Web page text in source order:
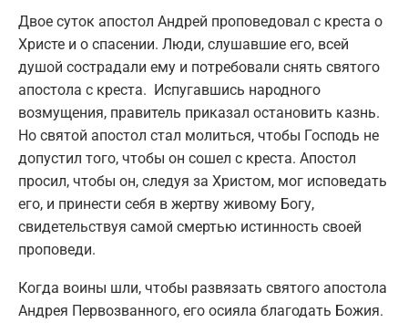
Двое суток апостол Андрей проповедовал с креста о
Христе и о спасении. Люди, слушавшие его, всей
душой сострадали ему и потребовали снять святого
апостола с креста.
Испугавшись народного
возмущения, правитель приказал остановить казнь.
Но святой апостол стал молиться, чтобы Господь не
допустил того, чтобы он сошел с креста. Апостол
просил, чтобы он, следуя за Христом, мог исповедать
его, и принести себя в жертву живому Богу,
свидетельствуя самой смертью истинность своей
проповеди.
Когда воины шли, чтобы развязать святого апостола
Андрея Первозванного, его осияла благодать Божия.